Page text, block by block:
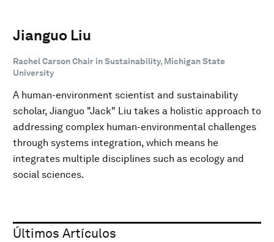
Jianguo Liu
Rachel Carson Chair in Sustainability, Michigan State
University
A human-environment scientist and sustainability
scholar, Jianguo "Jack" Liu takes a holistic approach to
addressing complex human-environmental challenges
through systems integration, which means he
integrates multiple disciplines such as ecology and
social sciences.
Últimos Artículos